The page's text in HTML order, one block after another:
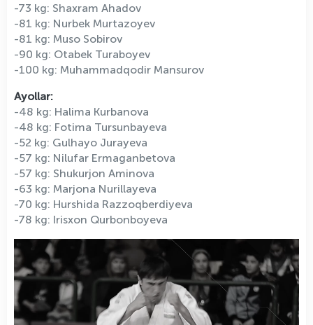
-73 kg: Shaxram Ahadov
-81 kg: Nurbek Murtazoyev
-81 kg: Muso Sobirov
-90 kg: Otabek Turaboyev
-100 kg: Muhammadqodir Mansurov
Ayollar:
-48 kg: Halima Kurbanova
-48 kg: Fotima Tursunbayeva
-52 kg: Gulhayo Jurayeva
-57 kg: Nilufar Ermaganbetova
-57 kg: Shukurjon Aminova
-63 kg: Marjona Nurillayeva
-70 kg: Hurshida Razzoqberdiyeva
-78 kg: Irisxon Qurbonboyeva